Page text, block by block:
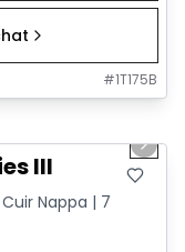
#1T175B
Next
III
Nappa | 7